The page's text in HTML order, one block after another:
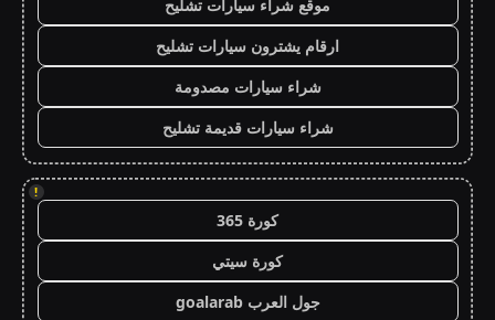
موقع شراء سيارات تشليح
ارقام يشترون سيارات تشليح
شراء سيارات مصدومة
شراء سيارات قديمة تشليح
!
كورة 365
كورة سيتي
جول العرب goalarab